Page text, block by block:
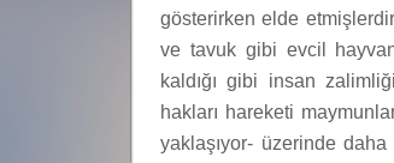
gösterirken elde
ve tavuk gibi evcil
kaldığı gibi insan
hakları hareketi
yaklaşıyor- üzerinde